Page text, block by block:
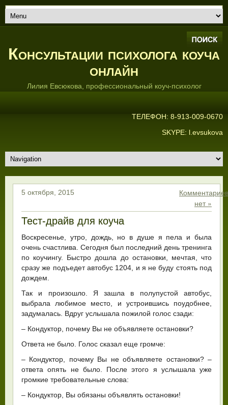
Консультации психолога коуча
онлайн
Лилия Евсюкова, профессиональный коуч-психолог
ТЕЛЕФОН: 8-913-009-0670
SKYPE: l.evsukova
5 октября, 2015
Комментариев
нет »
Тест-драйв для коуча
Воcкресенье, утро, дождь, но в душе я пела и была
очень счастлива. Сегодня был последний день тренинга
по коучингу. Быстро дошла до остановки, мечтая, что
сразу же подъедет автобус 1204, и я не буду стоять под
дождем.
Так и произошло. Я зашла в полупустой автобус,
выбрала любимое место, и устроившись поудобнее,
задумалась. Вдруг услышала пожилой голос сзади:
– Кондуктор, почему Вы не объявляете остановки?
Ответа не было. Голос сказал еще громче:
– Кондуктор, почему Вы не объявляете остановки? –
ответа опять не было. После этого я услышала уже
громкие требовательные слова:
– Кондуктор, Вы обязаны объявлять остановки!